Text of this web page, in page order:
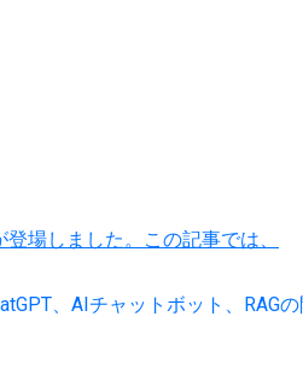
場しました。この記事では、
、AIチャットボット、RAG